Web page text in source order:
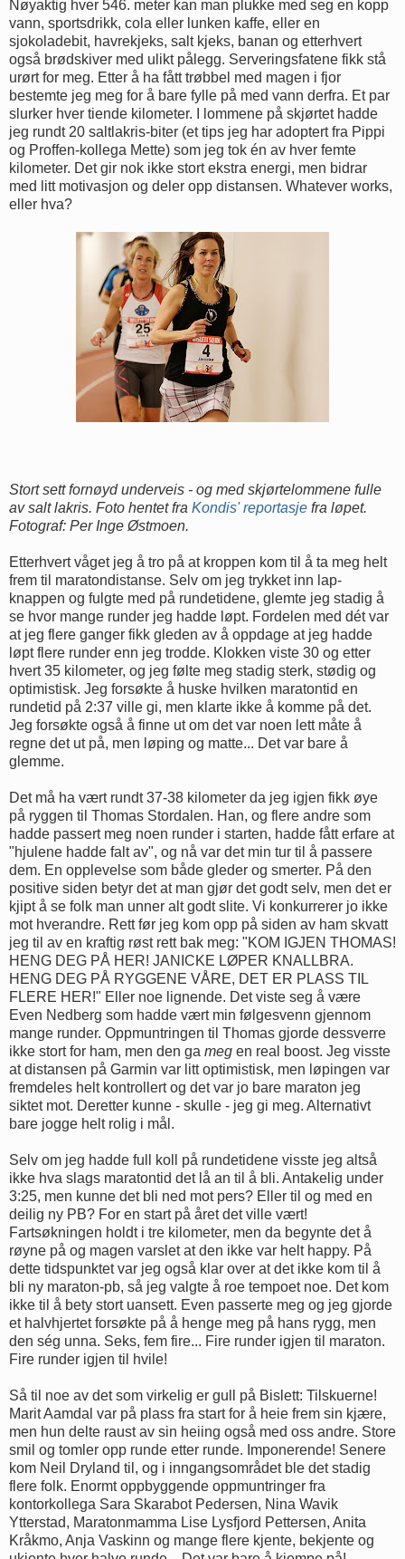
Nøyaktig hver 546. meter kan man plukke med seg en kopp
vann, sportsdrikk, cola eller lunken kaffe, eller en
sjokoladebit, havrekjeks, salt kjeks, banan og etterhvert
også brødskiver med ulikt pålegg. Serveringsfatene fikk stå
urørt for meg. Etter å ha fått trøbbel med magen i fjor
bestemte jeg meg for å bare fylle på med vann derfra. Et par
slurker hver tiende kilometer. I lommene på skjørtet hadde
jeg rundt 20 saltlakris-biter (et tips jeg har adoptert fra Pippi
og Proffen-kollega Mette) som jeg tok én av hver femte
kilometer. Det gir nok ikke stort ekstra energi, men bidrar
med litt motivasjon og deler opp distansen. Whatever works,
eller hva?
Stort sett fornøyd underveis - og med skjørtelommene fulle
av salt lakris. Foto hentet fra Kondis' reportasje fra løpet.
Fotograf: Per Inge Østmoen.
Etterhvert våget jeg å tro på at kroppen kom til å ta meg helt
frem til maratondistanse. Selv om jeg trykket inn lap-
knappen og fulgte med på rundetidene, glemte jeg stadig å
se hvor mange runder jeg hadde løpt. Fordelen med dét var
at jeg flere ganger fikk gleden av å oppdage at jeg hadde
løpt flere runder enn jeg trodde. Klokken viste 30 og etter
hvert 35 kilometer, og jeg følte meg stadig sterk, stødig og
optimistisk. Jeg forsøkte å huske hvilken maratontid en
rundetid på 2:37 ville gi, men klarte ikke å komme på det.
Jeg forsøkte også å finne ut om det var noen lett måte å
regne det ut på, men løping og matte... Det var bare å
glemme.
Det må ha vært rundt 37-38 kilometer da jeg igjen fikk øye
på ryggen til Thomas Stordalen. Han, og flere andre som
hadde passert meg noen runder i starten, hadde fått erfare at
"hjulene hadde falt av", og nå var det min tur til å passere
dem. En opplevelse som både gleder og smerter. På den
positive siden betyr det at man gjør det godt selv, men det er
kjipt å se folk man unner alt godt slite. Vi konkurrerer jo ikke
mot hverandre. Rett før jeg kom opp på siden av ham skvatt
jeg til av en kraftig røst rett bak meg: "KOM IGJEN THOMAS!
HENG DEG PÅ HER! JANICKE LØPER KNALLBRA.
HENG DEG PÅ RYGGENE VÅRE, DET ER PLASS TIL
FLERE HER!" Eller noe lignende. Det viste seg å være
Even Nedberg som hadde vært min følgesvenn gjennom
mange runder. Oppmuntringen til Thomas gjorde dessverre
ikke stort for ham, men den ga meg en real boost. Jeg visste
at distansen på Garmin var litt optimistisk, men løpingen var
fremdeles helt kontrollert og det var jo bare maraton jeg
siktet mot. Deretter kunne - skulle - jeg gi meg. Alternativt
bare jogge helt rolig i mål.
Selv om jeg hadde full koll på rundetidene visste jeg altså
ikke hva slags maratontid det lå an til å bli. Antakelig under
3:25, men kunne det bli ned mot pers? Eller til og med en
deilig ny PB? For en start på året det ville vært!
Fartsøkningen holdt i tre kilometer, men da begynte det å
røyne på og magen varslet at den ikke var helt happy. På
dette tidspunktet var jeg også klar over at det ikke kom til å
bli ny maraton-pb, så jeg valgte å roe tempoet noe. Det kom
ikke til å bety stort uansett. Even passerte meg og jeg gjorde
et halvhjertet forsøkte på å henge meg på hans rygg, men
den ség unna. Seks, fem fire... Fire runder igjen til maraton.
Fire runder igjen til hvile!
Så til noe av det som virkelig er gull på Bislett: Tilskuerne!
Marit Aamdal var på plass fra start for å heie frem sin kjære,
men hun delte raust av sin heiing også med oss andre. Store
smil og tomler opp runde etter runde. Imponerende! Senere
kom Neil Dryland til, og i inngangsområdet ble det stadig
flere folk. Enormt oppbyggende oppmuntringer fra
kontorkollega Sara Skarabot Pedersen, Nina Wavik
Ytterstad, Maratonmamma Lise Lysfjord Pettersen, Anita
Kråkmo, Anja Vaskinn og mange flere kjente, bekjente og